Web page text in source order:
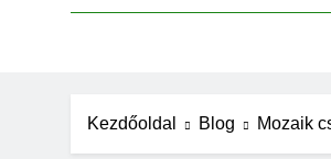
Kezdőoldal Blog Mozaik